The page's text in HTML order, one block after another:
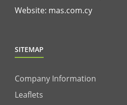
Website: mas.com.cy
SITEMAP
Company Information
Leaflets